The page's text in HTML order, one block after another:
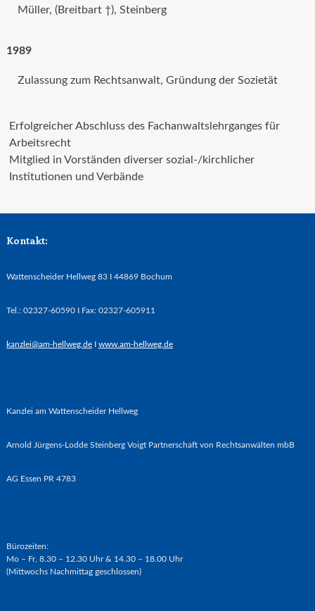
Müller, (Breitbart †), Steinberg
1989
Zulassung zum Rechtsanwalt, Gründung der Sozietät
Erfolgreicher Abschluss des Fachanwaltslehrganges für
Arbeitsrecht
Mitglied in Vorständen diverser sozial-/kirchlicher
Institutionen und Verbände
Kontakt:
Wattenscheider Hellweg 83 I 44869 Bochum
Tel.: 02327-60590 I Fax: 02327-605911
kanzlei@am-hellweg.deI www.am-hellweg.de
Kanzlei am Wattenscheider Hellweg
Arnold Jürgens-Lodde Steinberg Voigt Partnerschaft von Rechtsanwälten mbB
AG Essen PR 4783
Bürozeiten:
Mo – Fr, 8.30 – 12.30 Uhr & 14.30 – 18.00 Uhr
(Mittwochs Nachmittag geschlossen)